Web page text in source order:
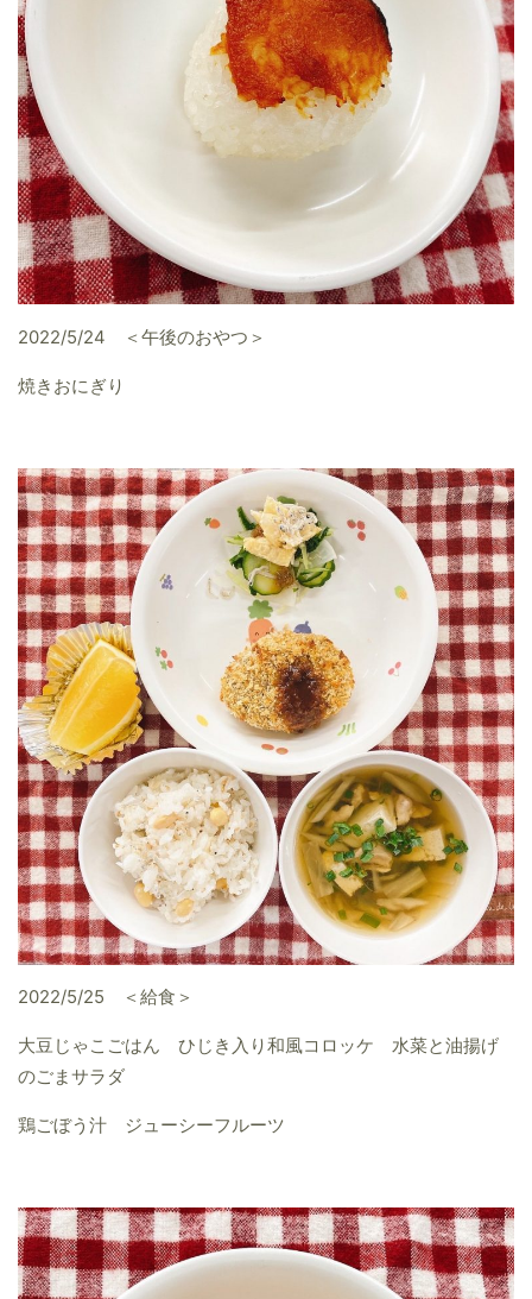
2022/5/24 ＜午後のおやつ＞
焼きおにぎり
2022/5/25 ＜給食＞
大豆じゃこごはん ひじき入り和風コロッケ 水菜と油揚げ
のごまサラダ
鶏ごぼう汁 ジューシーフルーツ